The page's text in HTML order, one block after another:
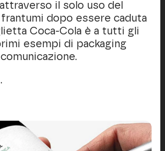
il solo uso del
dopo essere caduta
Coca-Cola è a tutti gli
esempi di packaging